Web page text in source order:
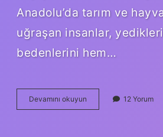
Anadolu’da tarım ve
uğraşan insanlar,
bedenlerini hem…
Devamını okuyun
boğazdan
12 Yorum